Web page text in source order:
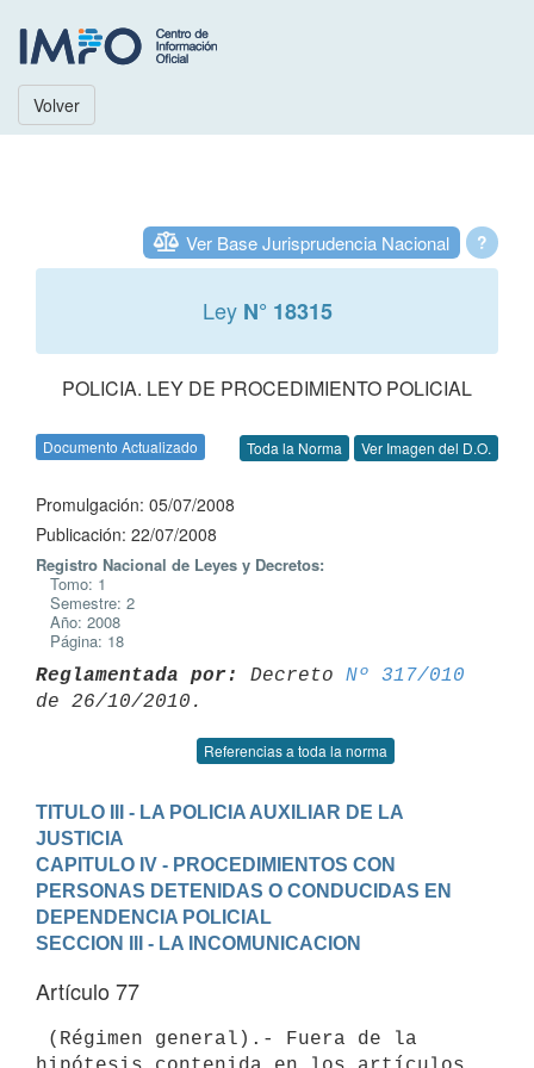
Volver
?
Ver Base Jurisprudencia Nacional
Ley N° 18315
POLICIA. LEY DE PROCEDIMIENTO POLICIAL
Documento Actualizado Toda la Norma Ver Imagen del D.O.
Promulgación: 05/07/2008
Publicación: 22/07/2008
Registro Nacional de Leyes y Decretos:
Tomo: 1
Semestre: 2
Año: 2008
Página: 18
Reglamentada por: Decreto Nº 317/010
Referencias a toda la norma
TITULO III - LA POLICIA AUXILIAR DE LA
JUSTICIA
CAPITULO IV - PROCEDIMIENTOS CON
PERSONAS DETENIDAS O CONDUCIDAS EN
DEPENDENCIA POLICIAL
SECCION III - LA INCOMUNICACION
Artículo 77